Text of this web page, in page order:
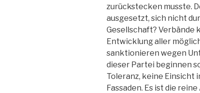
zurückstecken musste.
ausgesetzt, sich nicht
Gesellschaft? Verbände
Entwicklung aller
sanktionieren wegen
dieser Partei beginnen
Toleranz, keine Einsicht
Fassaden. Es ist die